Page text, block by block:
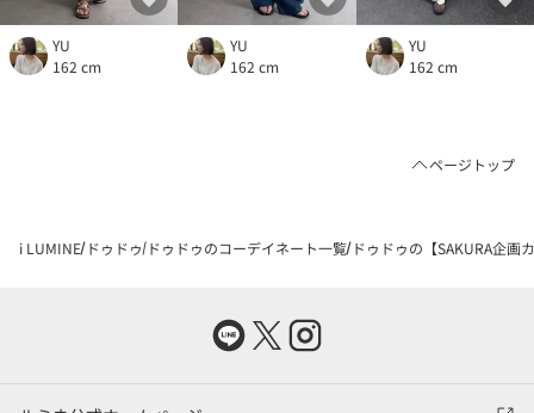
YU
162 cm
YU
162 cm
YU
162 cm
ページトップ
i LUMINE ドゥドゥ ドゥドゥのコーデイネート一覧 ドゥドゥの【SAKURA企画